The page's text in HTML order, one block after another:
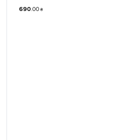
690. 00 ₴